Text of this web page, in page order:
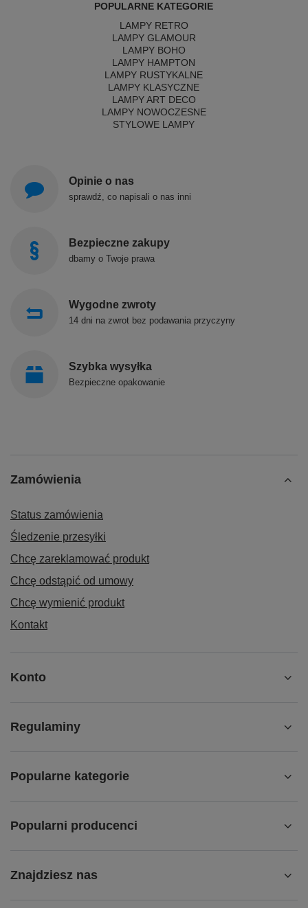
POPULARNE KATEGORIE
LAMPY RETRO
LAMPY GLAMOUR
LAMPY BOHO
LAMPY HAMPTON
LAMPY RUSTYKALNE
LAMPY KLASYCZNE
LAMPY ART DECO
LAMPY NOWOCZESNE
STYLOWE LAMPY
Opinie o nas
sprawdź, co napisali o nas inni
Bezpieczne zakupy
dbamy o Twoje prawa
Wygodne zwroty
14 dni na zwrot bez podawania przyczyny
Szybka wysyłka
Bezpieczne opakowanie
Zamówienia
Status zamówienia
Śledzenie przesyłki
Chcę zareklamować produkt
Chcę odstąpić od umowy
Chcę wymienić produkt
Kontakt
Konto
Regulaminy
Popularne kategorie
Popularni producenci
Znajdziesz nas